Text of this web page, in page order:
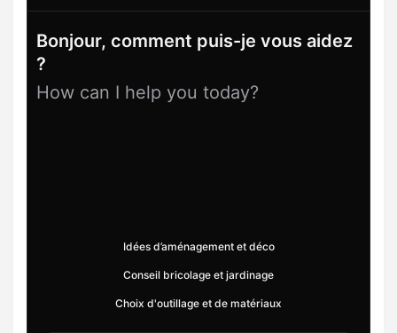
Bonjour, comment puis-je vous aidez
?
How can I help you today?
Idées d’aménagement et déco
Conseil bricolage et jardinage
Choix d'outillage et de matériaux